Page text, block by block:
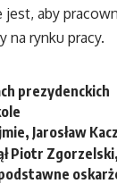
aby
rynku pracy.
prezydenckich
Jarosław
Piotr